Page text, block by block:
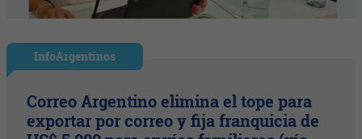
InfoArgentinos
Correo Argentino elimina el tope para
exportar por correo y fija franquicia de